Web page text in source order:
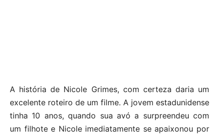
A história de Nicole Grimes, com certeza daria um
excelente roteiro de um filme. A jovem estadunidense
tinha 10 anos, quando sua avó a surpreendeu com
um filhote e Nicole imediatamente se apaixonou por